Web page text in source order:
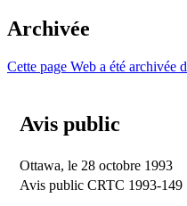
Archivée
Cette page Web a été archivée
Avis public
Ottawa, le 28 octobre 1993
Avis public CRTC 1993-149